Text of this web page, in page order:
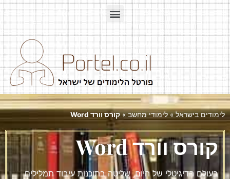
לימודים בישראל»לימודי מחשב»קורס וורד Word
קורס וורד Word​
בעולם הדיגיטלי של היום, שליטה בתוכנות עיבוד תמלילים